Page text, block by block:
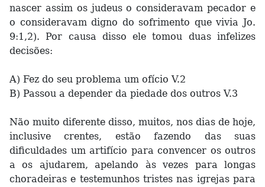
nascer assim os judeus o consideravam pecador e
o consideravam digno do sofrimento que vivia Jo.
9:1,2). Por causa disso ele tomou duas infelizes
decisões:
A) Fez do seu problema um ofício V.2
B) Passou a depender da piedade dos outros V.3
Não muito diferente disso, muitos, nos dias de hoje,
inclusive crentes, estão fazendo das suas
dificuldades um artifício para convencer os outros
a os ajudarem, apelando às vezes para longas
choradeiras e testemunhos tristes nas igrejas para